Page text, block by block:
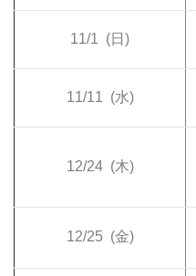
11/1 (日)
11/11 (水)
12/24 (木)
12/25 (金)